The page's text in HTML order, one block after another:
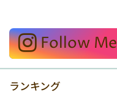
Follow Me
ランキング